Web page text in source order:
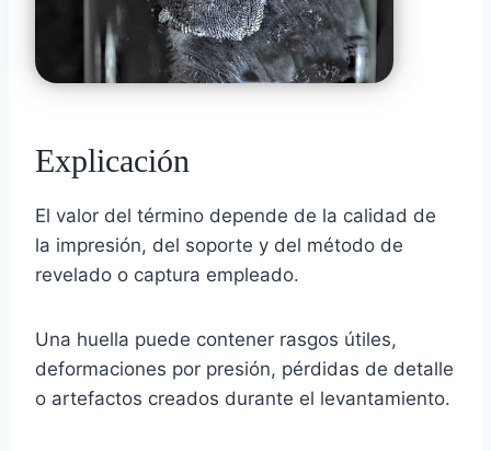
Explicación
El valor del término depende de la calidad de
la impresión, del soporte y del método de
revelado o captura empleado.
Una huella puede contener rasgos útiles,
deformaciones por presión, pérdidas de detalle
o artefactos creados durante el levantamiento.